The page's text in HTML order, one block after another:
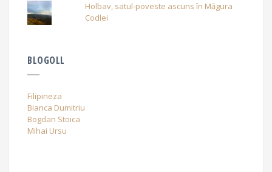
Holbav, satul-poveste ascuns în Măgura
Codlei
BLOGOLL
Filipineza
Bianca Dumitriu
Bogdan Stoica
Mihai Ursu